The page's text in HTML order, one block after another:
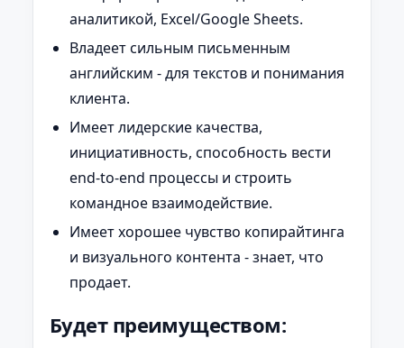
аналитикой, Excel/Google Sheets.
Владеет сильным письменным
английским - для текстов и понимания
клиента.
Имеет лидерские качества,
инициативность, способность вести
end-to-end процессы и строить
командное взаимодействие.
Имеет хорошее чувство копирайтинга
и визуального контента - знает, что
продает.
Будет преимуществом: